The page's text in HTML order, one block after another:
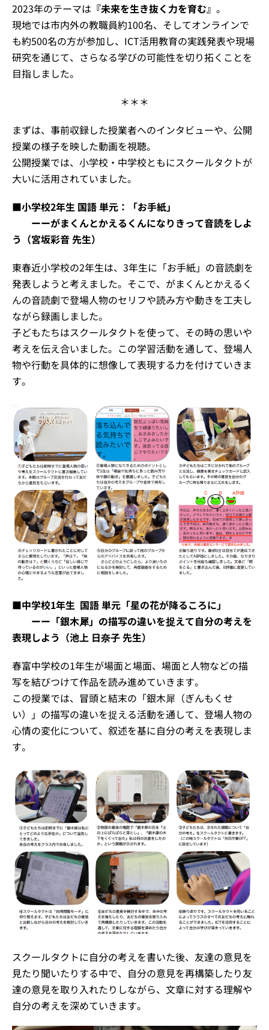
2023年のテーマは 『未来を生き抜く力を育む』 。
現地では市内外の教職員約100名、そしてオンラインで
も約500名の方が参加し、ICT活用教育の実践発表や現場
研究を通じて、さらなる学びの可能性を切り拓くことを
目指しました。
＊＊＊
まずは、事前収録した授業者へのインタビューや、公開
授業の様子を映した動画を視聴。
公開授業では、小学校・中学校ともにスクールタクトが
大いに活用されていました。
■小学校2年生 国語 単元：「お手紙」
ーーがまくんとかえるくんになりきって音読をしよ
う（宮坂彩音 先生）
東春近小学校の2年生は、3年生に「お手紙」の音読劇を
発表しようと考えました。そこで、がまくんとかえるく
んの音読劇で登場人物のセリフや読み方や動きを工夫し
ながら録画しました。
子どもたちはスクールタクトを使って、その時の思いや
考えを伝え合いました。この学習活動を通して、登場人
物や行動を具体的に想像して表現する力を付けていきま
す。
■中学校1年生 国語 単元「星の花が降るころに」
ーー「銀木犀」の描写の違いを捉えて自分の考えを
表現しよう（池上 日奈子 先生）
春富中学校の1年生が場面と場面、場面と人物などの描
写を結びつけて作品を読み進めていきます。
この授業では、冒頭と結末の「銀木犀（ぎんもくせ
い）」の描写の違いを捉える活動を通して、登場人物の
心情の変化について、叙述を基に自分の考えを表現しま
す。
スクールタクトに自分の考えを書いた後、友達の意見を
見たり聞いたりする中で、自分の意見を再構築したり友
達の意見を取り入れたりしながら、文章に対する理解や
自分の考えを深めていきます。